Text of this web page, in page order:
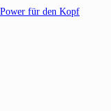
für den Kopf